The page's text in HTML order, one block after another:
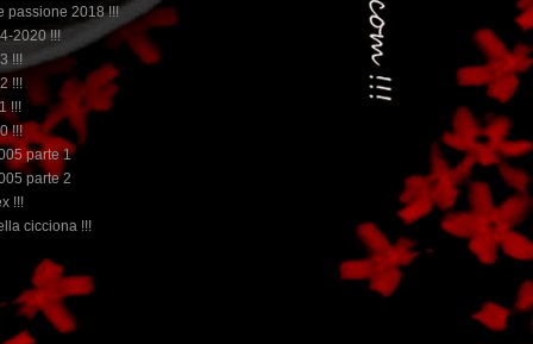
passione 2018 !!!
2020 !!!
!!!
!!!
!!!
!!!
parte 1
parte 2
!!!
cicciona !!!
...dai non perdere tempo, clikka "qui", c'è il